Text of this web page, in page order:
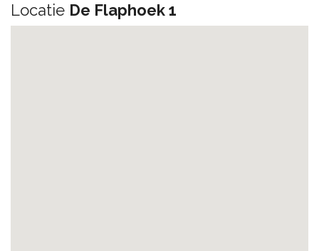
Locatie De Flaphoek 1